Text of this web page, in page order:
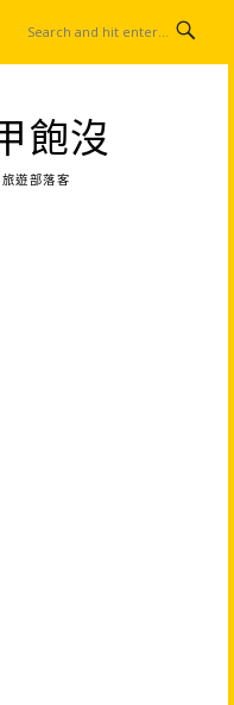
飽沒
遊部落客